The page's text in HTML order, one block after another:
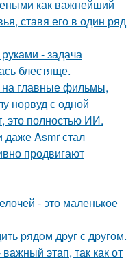
как важнейший
ставя его в один ряд
- задача
блестяще.
главные фильмы,
норвуд с одной
это полностью ИИ.
даже Asmr стал
продвигают
- это маленькое
pядoм дpуг с дpугом.
этап, так как от